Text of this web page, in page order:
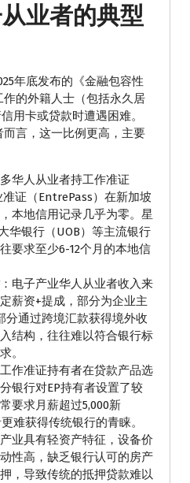
业者的典型
年底发布的《金融包容性
的外籍人士（包括永久居
用卡或贷款时遭遇困难。
言，这一比例更高，主要
多华人从业者持工作准证
准证（EntrePass）在新加坡
本地信用记录几乎为零。星
华银行（UOB）等主流银行
要求至少6-12个月的本地信
：电子产业华人从业者收入来
薪资+提成，部分为企业主
分通过跨境汇款获得境外收
结构，往往难以符合银行标
。
工作准证持有者在贷款产品选
银行对EP持有者设置了较
要求月薪超过5,000新
难获得传统银行的青睐。
产业具有轻资产特征，设备价
性高，缺乏银行认可的房产
，导致传统的抵押贷款难以